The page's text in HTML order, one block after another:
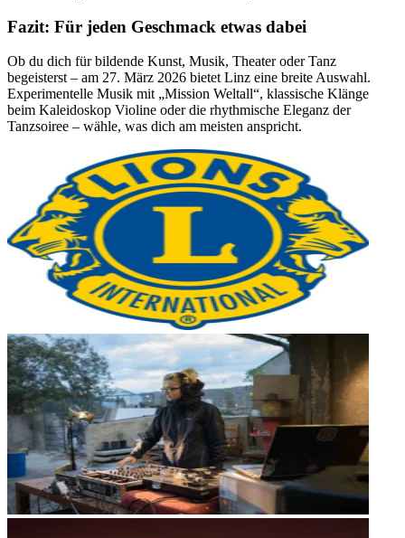
Fazit: Für jeden Geschmack etwas dabei
Ob du dich für bildende Kunst, Musik, Theater oder Tanz
begeisterst – am 27. März 2026 bietet Linz eine breite Auswahl.
Experimentelle Musik mit „Mission Weltall“, klassische Klänge
beim Kaleidoskop Violine oder die rhythmische Eleganz der
Tanzsoiree – wähle, was dich am meisten anspricht.